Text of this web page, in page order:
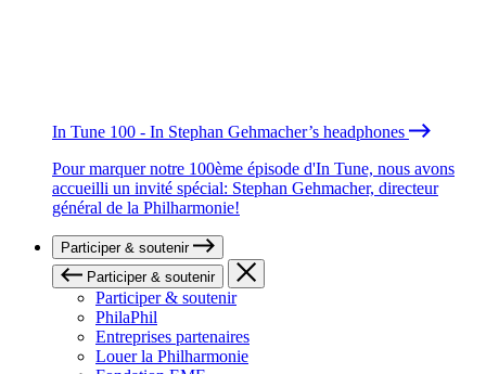
In Tune 100 - In Stephan Gehmacher’s headphones
Pour marquer notre 100ème épisode d'In Tune, nous avons
accueilli un invité spécial: Stephan Gehmacher, directeur
général de la Philharmonie!
Participer & soutenir
Participer & soutenir
Participer & soutenir
PhilaPhil
Entreprises partenaires
Louer la Philharmonie